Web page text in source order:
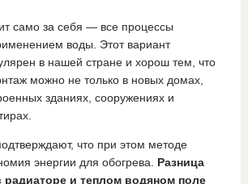
само за себя — все процессы
воды. Этот вариант
в нашей стране и хорош тем, что
можно не только в новых домах,
зданиях, сооружениях и
что при этом методе
энергии для обогрева. Разница
радиаторе и теплом водяном поле